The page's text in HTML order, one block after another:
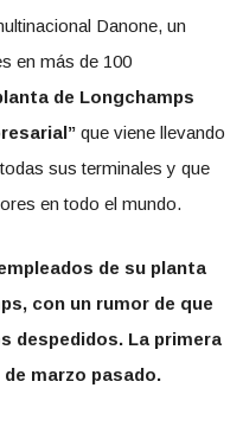
Danone, un
en más de 100
de Longchamps
que viene llevando
sus terminales y que
en todo el mundo.
de su planta
con un rumor de que
despedidos. La primera
marzo pasado.